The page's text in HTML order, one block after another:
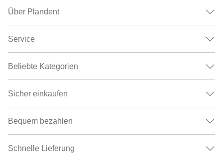
Über Plandent
Service
Beliebte Kategorien
Sicher einkaufen
Bequem bezahlen
Schnelle Lieferung